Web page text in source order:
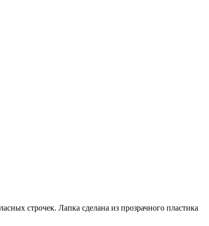
строчек. Лапка сделана из прозрачного пластика